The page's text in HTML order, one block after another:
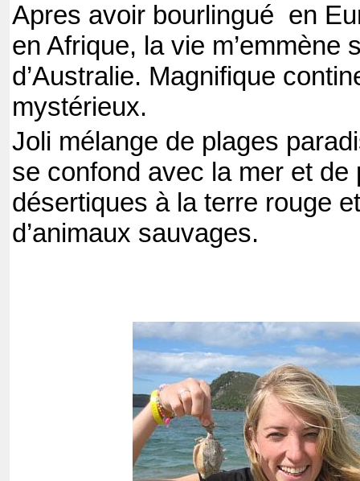
Apres avoir bourlingué en
en Afrique, la vie m’emmène
d’Australie. Magnifique
mystérieux.
Joli mélange de plages
se confond avec la mer et de
désertiques à la terre rouge
d’animaux sauvages.